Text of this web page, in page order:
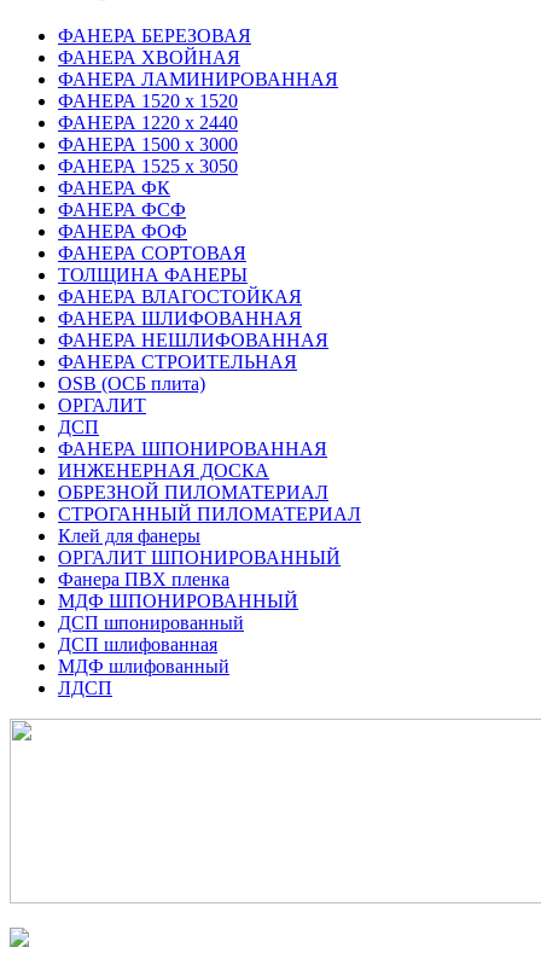
ФАНЕРА БЕРЕЗОВАЯ
ФАНЕРА ХВОЙНАЯ
ФАНЕРА ЛАМИНИРОВАННАЯ
ФАНЕРА 1520 х 1520
ФАНЕРА 1220 х 2440
ФАНЕРА 1500 х 3000
ФАНЕРА 1525 х 3050
ФАНЕРА ФК
ФАНЕРА ФСФ
ФАНЕРА ФОФ
ФАНЕРА СОРТОВАЯ
ТОЛЩИНА ФАНЕРЫ
ФАНЕРА ВЛАГОСТОЙКАЯ
ФАНЕРА ШЛИФОВАННАЯ
ФАНЕРА НЕШЛИФОВАННАЯ
ФАНЕРА СТРОИТЕЛЬНАЯ
OSB (ОСБ плита)
ОРГАЛИТ
ДСП
ФАНЕРА ШПОНИРОВАННАЯ
ИНЖЕНЕРНАЯ ДОСКА
ОБРЕЗНОЙ ПИЛОМАТЕРИАЛ
СТРОГАННЫЙ ПИЛОМАТЕРИАЛ
Клей для фанеры
ОРГАЛИТ ШПОНИРОВАННЫЙ
Фанера ПВХ пленка
МДФ ШПОНИРОВАННЫЙ
ДСП шпонированный
ДСП шлифованная
МДФ шлифованный
ЛДСП